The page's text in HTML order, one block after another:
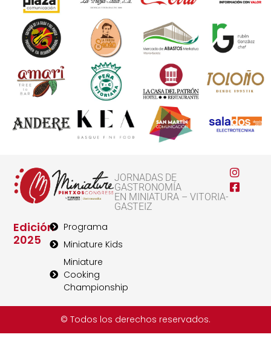
JORNADAS DE
GASTRONOMÍA
EN MINIATURA – VITORIA-
GASTEIZ
Edición
2025
Programa
Miniature Kids
Miniature
Cooking
Championship
© Todos los derechos reservados.